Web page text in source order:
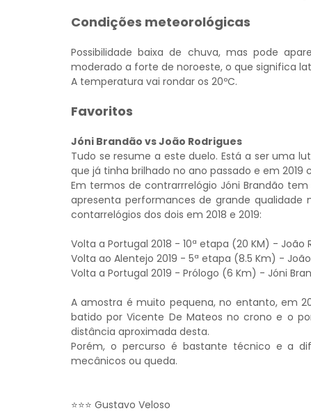
Condições meteorológicas
Possibilidade baixa de chuva, mas pode
moderado a forte de noroeste, o que significa
A temperatura vai rondar os 20ºC.
Favoritos
Jóni Brandão vs João Rodrigues
Tudo se resume a este duelo. Está a ser uma
que já tinha brilhado no ano passado e em
Em termos de contrarrrelógio Jóni Brandão
apresenta performances de grande qualidade
contarrelógios dos dois em 2018 e 2019:
Volta a Portugal 2018 - 10ª etapa (20 KM) - João
Volta ao Alentejo 2019 - 5ª etapa (8.5 Km) -
Volta a Portugal 2019 - Prólogo (6 Km) - Jóni
A amostra é muito pequena, no entanto, em
batido por Vicente De Mateos no crono e o
distância aproximada desta.
Porém, o percurso é bastante técnico e a
mecânicos ou queda.
⭐⭐⭐ Gustavo Veloso